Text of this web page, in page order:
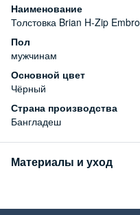
Наименование
Толстовка Brian H-Zip Embro
Пол
мужчинам
Основной цвет
Чёрный
Страна производства
Бангладеш
Материалы и уход
100% хлопок